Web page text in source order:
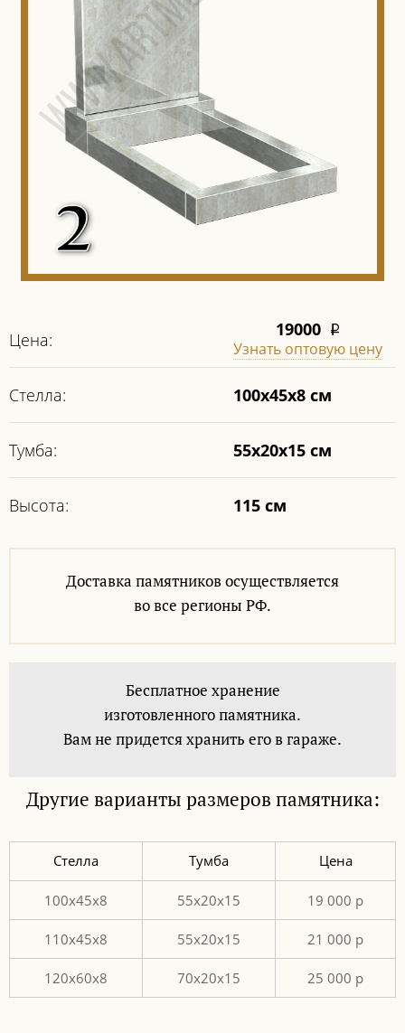
Цена: 19000 i
Узнать оптовую цену
Стелла: 100х45х8 см
Тумба: 55х20х15 см
Высота: 115 см
Доставка памятников осуществляется
во все регионы РФ.
Бесплатное хранение
изготовленного памятника.
Вам не придется хранить его в гараже.
Другие варианты размеров памятника:
Стелла Тумба Цена
100х45х8 55х20х15 19 000 р
110х45х8 55х20х15 21 000 р
120х60х8 70х20х15 25 000 р